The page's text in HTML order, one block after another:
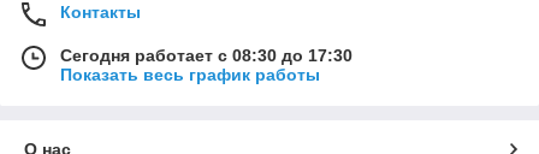
Контакты
Сегодня работает с 08:30 до 17:30
Показать весь график работы
О нас